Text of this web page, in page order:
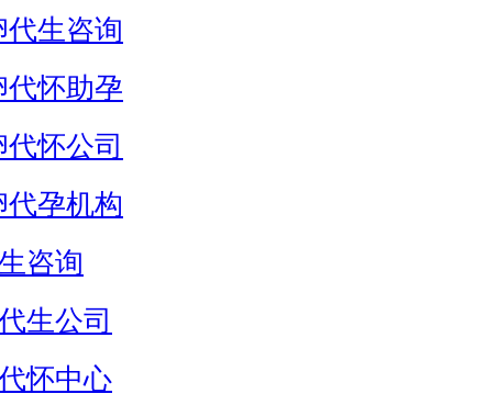
代生咨询
代怀助孕
代怀公司
代孕机构
咨询
生公司
怀中心